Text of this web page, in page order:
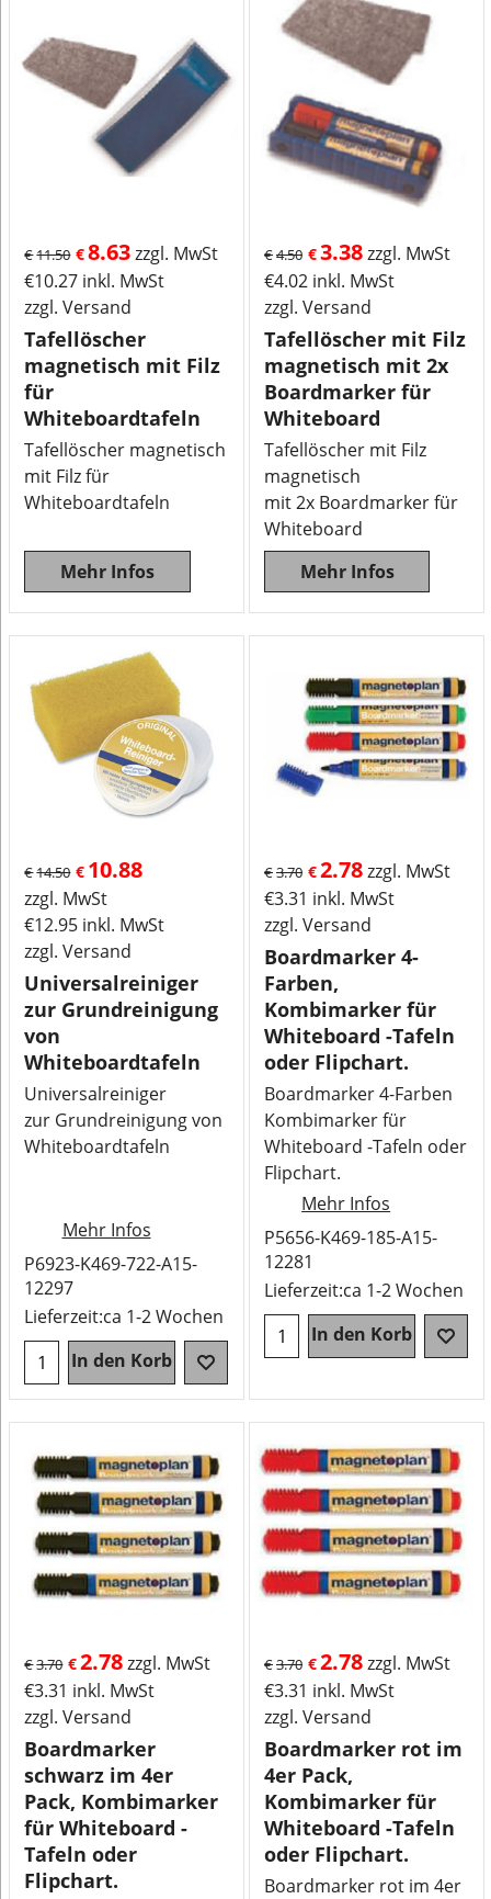
€11.50 €8.63zzgl. MwSt
€10.27 inkl. MwSt
zzgl. Versand
Tafellöscher
magnetisch mit Filz
für
Whiteboardtafeln
Tafellöscher magnetisch
mit Filz für
Whiteboardtafeln
Mehr Infos
€4.50 €3.38zzgl. MwSt
€4.02 inkl. MwSt
zzgl. Versand
Tafellöscher mit Filz
magnetisch mit 2x
Boardmarker für
Whiteboard
Tafellöscher mit Filz
magnetisch
mit 2x Boardmarker für
Whiteboard
Mehr Infos
€14.50 € 10.88
zzgl. MwSt
€12.95 inkl. MwSt
zzgl. Versand
Universalreiniger
zur Grundreinigung
von
Whiteboardtafeln
Universalreiniger
zur Grundreinigung von
Whiteboardtafeln
Mehr Infos
P6923-K469-722-A15-
12297
Lieferzeit:ca 1-2 Wochen
In den Korb
€3.70 €2.78zzgl. MwSt
€3.31 inkl. MwSt
zzgl. Versand
Boardmarker 4-
Farben,
Kombimarker für
Whiteboard -Tafeln
oder Flipchart.
Boardmarker 4-Farben
Kombimarker für
Whiteboard -Tafeln oder
Flipchart.
Mehr Infos
P5656-K469-185-A15-
12281
Lieferzeit:ca 1-2 Wochen
In den Korb
€3.70 €2.78zzgl. MwSt
€3.31 inkl. MwSt
zzgl. Versand
Boardmarker
schwarz im 4er
Pack, Kombimarker
für Whiteboard -
Tafeln oder
Flipchart.
€3.70 €2.78zzgl. MwSt
€3.31 inkl. MwSt
zzgl. Versand
Boardmarker rot im
4er Pack,
Kombimarker für
Whiteboard -Tafeln
oder Flipchart.
Boardmarker rot im 4er